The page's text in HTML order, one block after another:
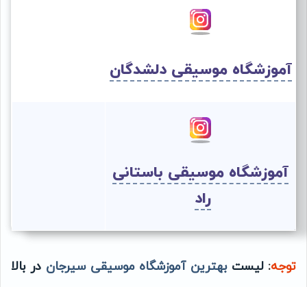
آموزشگاه موسیقی دلشدگان
آموزشگاه موسیقی باستانی
راد
توجه:لیستبهترین آموزشگاه موسیقی سیرجان در بالا